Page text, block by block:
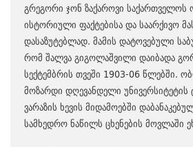
გრეგორი ჯონ ზაქაროვი საქართველოს
ისტორიული ფაქტებისა და საარქივო
დასაზუტებლად. მამის დატოვებული
რომ შალვა გიგოლაშვილი დაიბადა
სექტემბრის თვეში 1903-06 წლებში.
მოზარდი დღევანდელი
ვარაზის ხევის მიდამოებში
სამხედრო ნაწილს ცხენების მოვლაში